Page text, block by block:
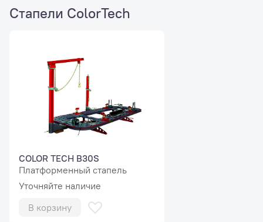
Стапели ColorTech
COLOR TECH B30S
Платформенный стапель
Уточняйте наличие
В корзину